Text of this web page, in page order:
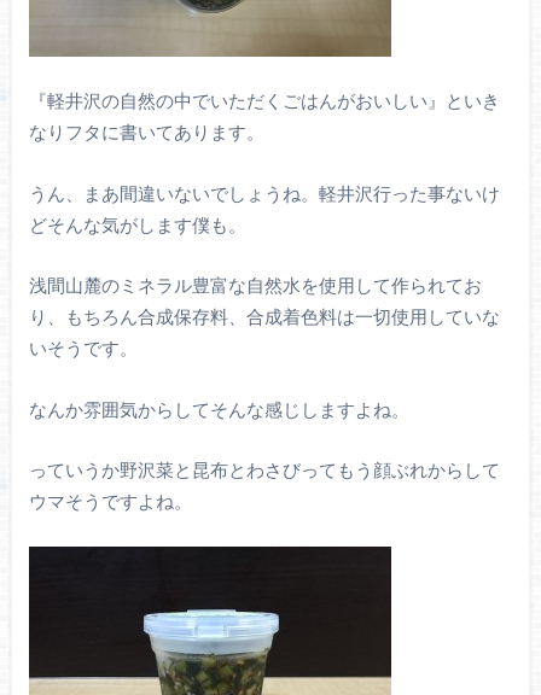
『軽井沢の自然の中でいただくごはんがおいしい』といき
なりフタに書いてあります。
うん、まあ間違いないでしょうね。軽井沢行った事ないけ
どそんな気がします僕も。
浅間山麓のミネラル豊富な自然水を使用して作られてお
り、もちろん合成保存料、合成着色料は一切使用していな
いそうです。
なんか雰囲気からしてそんな感じしますよね。
っていうか野沢菜と昆布とわさびってもう顔ぶれからして
ウマそうですよね。